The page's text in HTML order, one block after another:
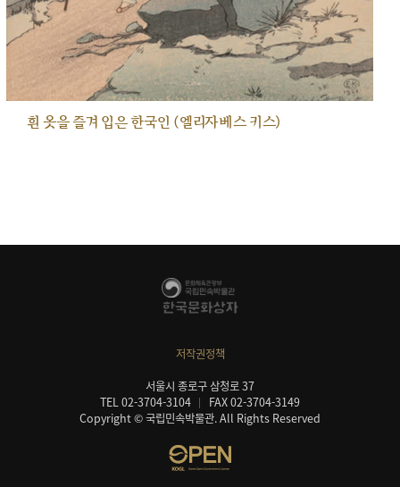
흰 옷을 즐겨 입은 한국인 (엘리자베스 키스)
저작권정책
서울시 종로구 삼청로 37
TEL 02-3704-3104
FAX 02-3704-3149
Copyright © 국립민속박물관. All Rights Reserved